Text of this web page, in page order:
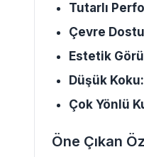
Tutarlı
Çevre
Estetik
Düşük Koku:
Çok Yönlü
Öne Çıkan